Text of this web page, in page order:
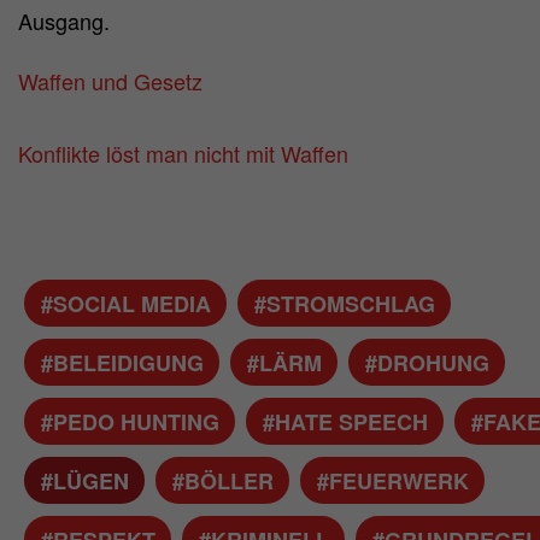
Ausgang.
Waffen und Gesetz
Konflikte löst man nicht mit Waffen
#SOCIAL MEDIA
#STROMSCHLAG
#BELEIDIGUNG
#LÄRM
#DROHUNG
#PEDO HUNTING
#HATE SPEECH
#LÜGEN
#BÖLLER
#FEUERWERK